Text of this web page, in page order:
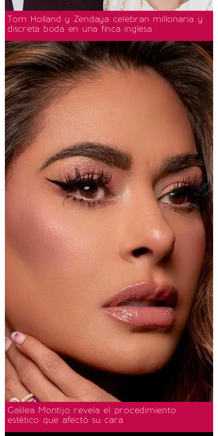
Tom Holland y Zendaya celebran millonaria y
discreta boda en una finca inglesa
Galilea Montijo revela el procedimiento
estético que afectó su cara